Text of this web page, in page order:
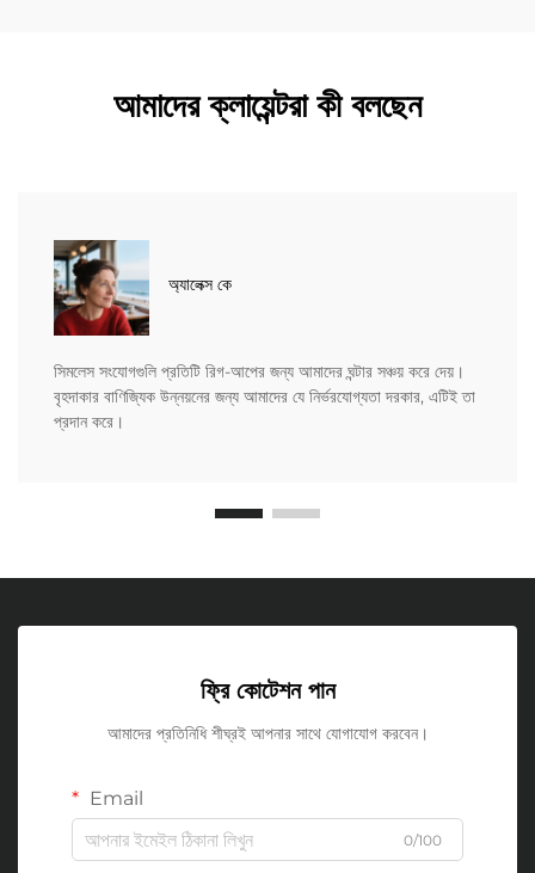
আমাদের ক্লায়েন্টরা কী বলছেন
অ্যালেক্স কে
সিমলেস সংযোগগুলি প্রতিটি রিগ-আপের জন্য আমাদের ঘন্টার সঞ্চয় করে দেয়।
বৃহদাকার বাণিজ্যিক উন্নয়নের জন্য আমাদের যে নির্ভরযোগ্যতা দরকার, এটিই তা
প্রদান করে।
ফ্রি কোটেশন পান
আমাদের প্রতিনিধি শীঘ্রই আপনার সাথে যোগাযোগ করবেন।
Email
0/100